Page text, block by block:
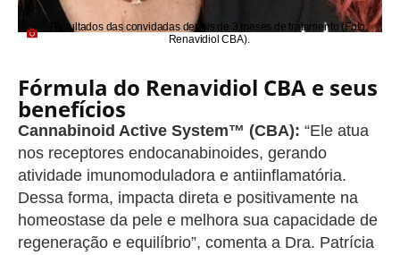
Resultados das convidadas depois de 3 meses de tratamento (Foto:
Renavidiol CBA).
Fórmula do Renavidiol CBA e seus
benefícios
Cannabinoid Active System™ (CBA): “Ele atua
nos receptores endocanabinoides, gerando
atividade imunomoduladora e antiinflamatória.
Dessa forma, impacta direta e positivamente na
homeostase da pele e melhora sua capacidade de
regeneração e equilíbrio”, comenta a Dra. Patrícia